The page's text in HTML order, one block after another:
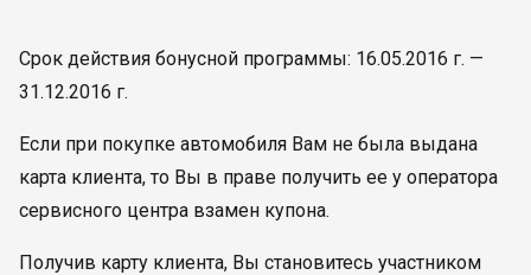
Срок действия бонусной программы: 16.05.2016 г. —
31.12.2016 г.
Если при покупке автомобиля Вам не была выдана
карта клиента, то Вы в праве получить ее у оператора
сервисного центра взамен купона.
Получив карту клиента, Вы становитесь участником